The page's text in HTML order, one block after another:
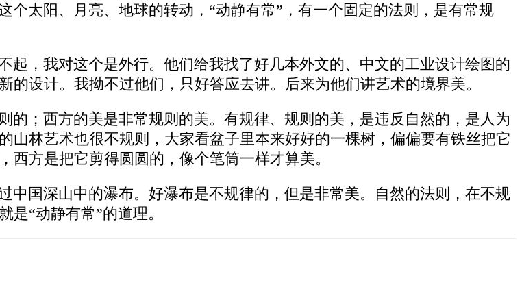
太阳、月亮、地球的转动，“动静有常”，有一个固定的法则，是有常规
起，我对这个是外行。他们给我找了好几本外文的、中文的工业设计绘图的
设计。我拗不过他们，只好答应去讲。后来为他们讲艺术的境界美。
的；西方的美是非常规则的美。有规律、规则的美，是违反自然的，是人为
山林艺术也很不规则，大家看盆子里本来好好的一棵树，偏偏要有铁丝把它
方是把它剪得圆圆的，像个笔筒一样才算美。
中国深山中的瀑布。好瀑布是不规律的，但是非常美。自然的法则，在不规
“动静有常”的道理。